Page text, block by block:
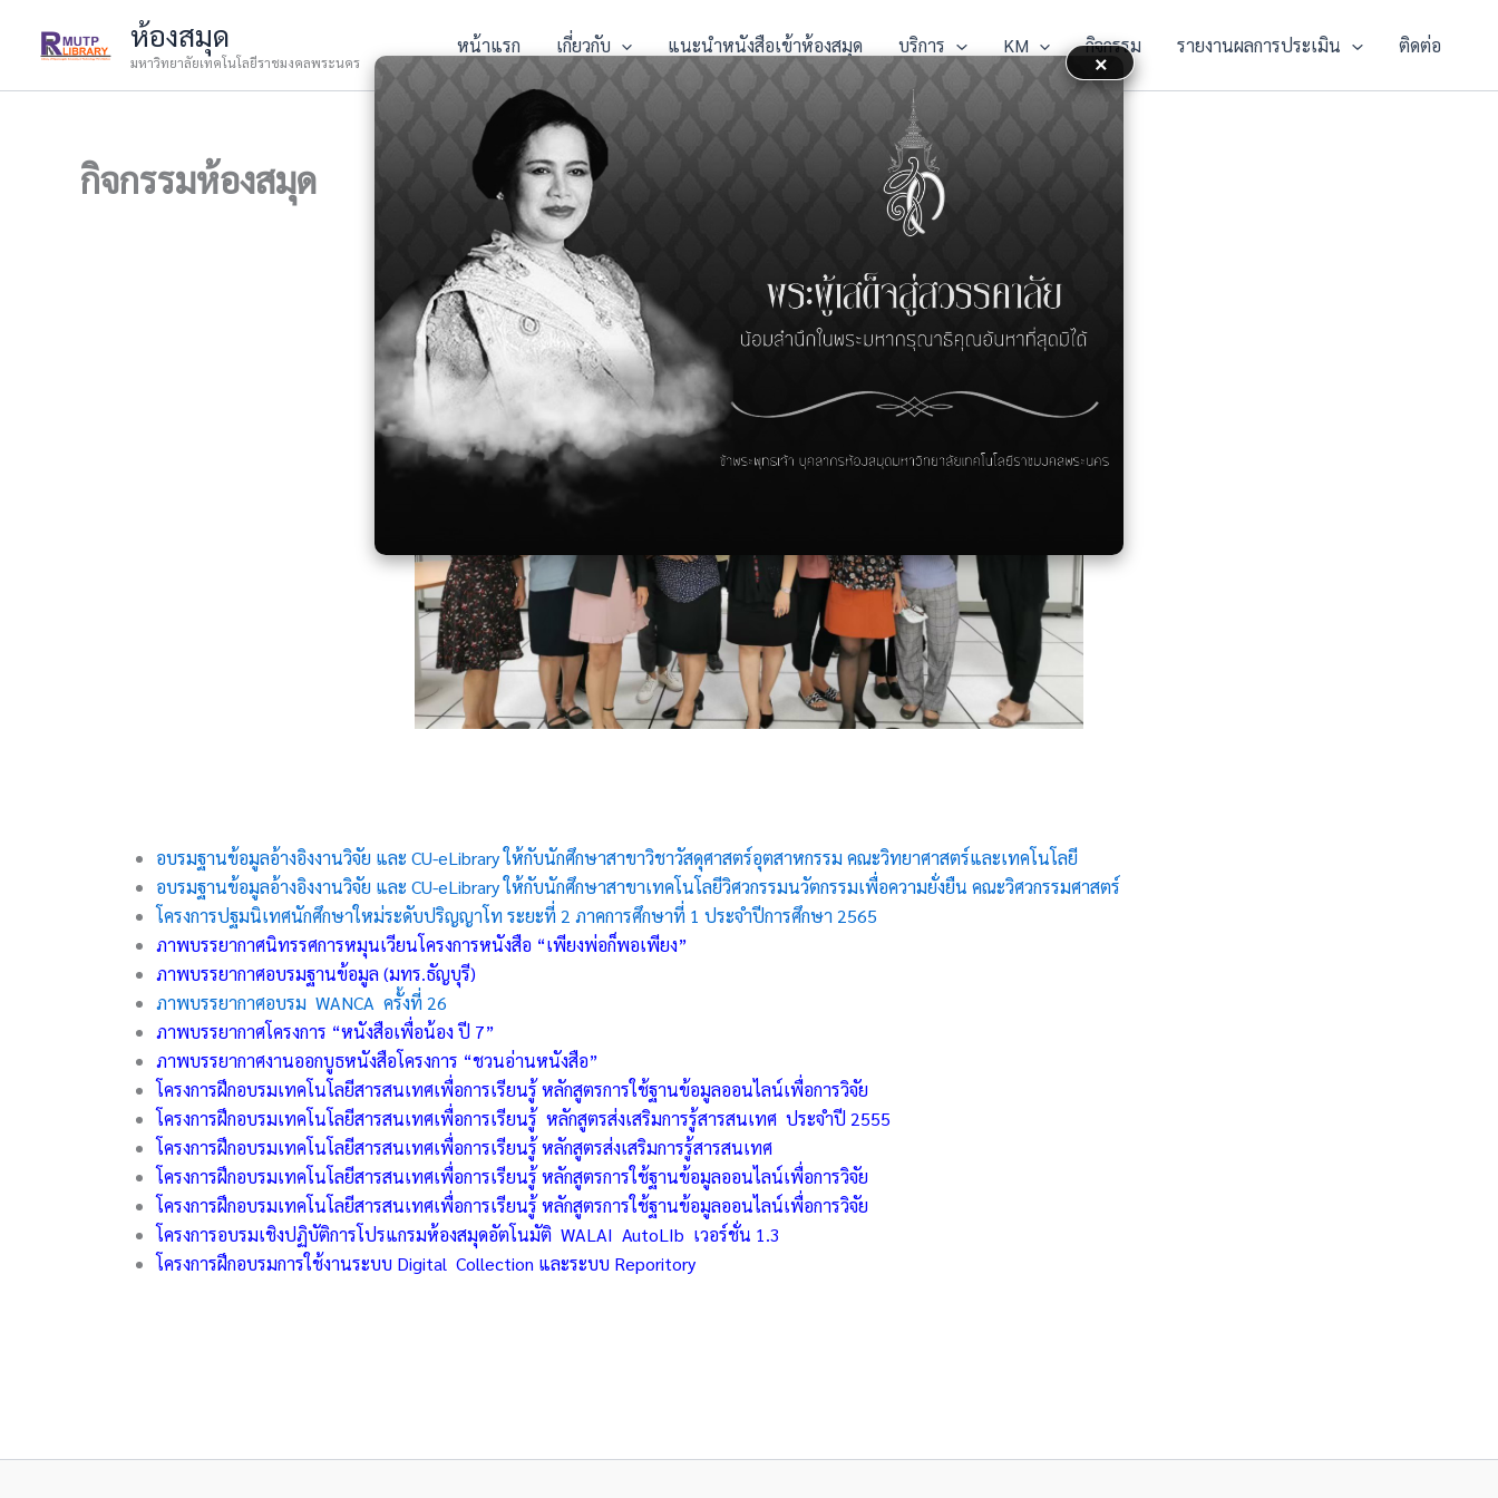
×
ห้องสมุด
มหาวิทยาลัยเทคโนโลยีราชมงคลพระนคร
หน้าแรก เกี่ยวกับ แนะนำหนังสือเข้าห้องสมุด บริการ KM กิจกรรม รายงานผลการประเมิน ติดต่อ
กิจกรรมห้องสมุด
อบรมฐานข้อมูลอ้างอิงงานวิจัย และ CU-eLibrary ให้กับนักศึกษาสาขาวิชาวัสดุศาสตร์อุตสาหกรรม คณะวิทยาศาสตร์และเทคโนโลยี
อบรมฐานข้อมูลอ้างอิงงานวิจัย และ CU-eLibrary ให้กับนักศึกษาสาขาเทคโนโลยีวิศวกรรมนวัตกรรมเพื่อความยั่งยืน คณะวิศวกรรมศาสตร์
โครงการปฐมนิเทศนักศึกษาใหม่ระดับปริญญาโท ระยะที่ 2 ภาคการศึกษาที่ 1 ประจำปีการศึกษา 2565
ภาพบรรยากาศนิทรรศการหมุนเวียนโครงการหนังสือ “เพียงพ่อก็พอเพียง”
ภาพบรรยากาศอบรมฐานข้อมูล (มทร.ธัญบุรี)
ภาพบรรยากาศอบรม WANCA ครั้งที่ 26
ภาพบรรยากาศโครงการ “หนังสือเพื่อน้อง ปี 7”
ภาพบรรยากาศงานออกบูธหนังสือโครงการ “ชวนอ่านหนังสือ”
โครงการฝึกอบรมเทคโนโลยีสารสนเทศเพื่อการเรียนรู้ หลักสูตรการใช้ฐานข้อมูลออนไลน์เพื่อการวิจัย
โครงการฝึกอบรมเทคโนโลยีสารสนเทศเพื่อการเรียนรู้ หลักสูตรส่งเสริมการรู้สารสนเทศ ประจำปี 2555
โครงการฝึกอบรมเทคโนโลยีสารสนเทศเพื่อการเรียนรู้ หลักสูตรส่งเสริมการรู้สารสนเทศ
โครงการฝึกอบรมเทคโนโลยีสารสนเทศเพื่อการเรียนรู้ หลักสูตรการใช้ฐานข้อมูลออนไลน์เพื่อการวิจัย
โครงการฝึกอบรมเทคโนโลยีสารสนเทศเพื่อการเรียนรู้ หลักสูตรการใช้ฐานข้อมูลออนไลน์เพื่อการวิจัย
โครงการอบรมเชิงปฏิบัติการโปรแกรมห้องสมุดอัตโนมัติ WALAI AutoLIb เวอร์ชั่น 1.3
โครงการฝึกอบรมการใช้งานระบบ Digital Collection และระบบ Reporitory